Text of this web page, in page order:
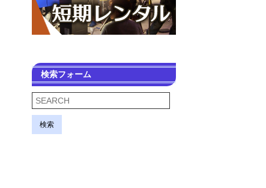
検索フォーム
検索